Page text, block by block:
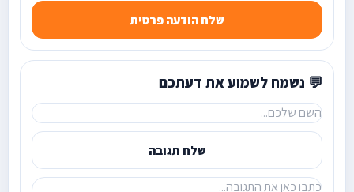
שלח הודעה פרטית
💬 נשמח לשמוע את דעתכם
שלח תגובה